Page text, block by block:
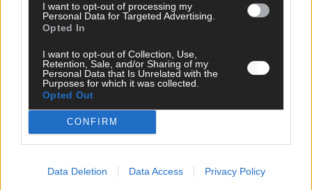
I want to opt-out of processing my
Personal Data for Targeted Advertising.
Opted In
I want to opt-out of Collection, Use,
Retention, Sale, and/or Sharing of my
Personal Data that Is Unrelated with the
Purposes for which it was collected.
Opted Out
CONFIRM
Data Deletion Data Access Privacy Policy
Tipps & Tricks
Brainpower
Meinung
Streams & Storys
Eurovision
FLASH – DAS VIDEOPORTAL